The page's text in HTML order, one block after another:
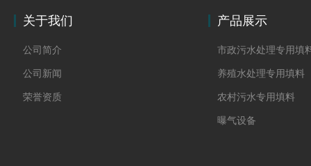
关于我们
公司简介
公司新闻
荣誉资质
产品展示
市政污水处理专用填
养殖水处理专用填料
农村污水专用填料
曝气设备